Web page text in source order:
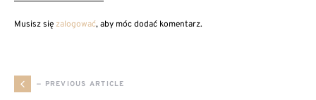
Musisz sięzalogować, aby móc dodać komentarz.
— PREVIOUS ARTICLE